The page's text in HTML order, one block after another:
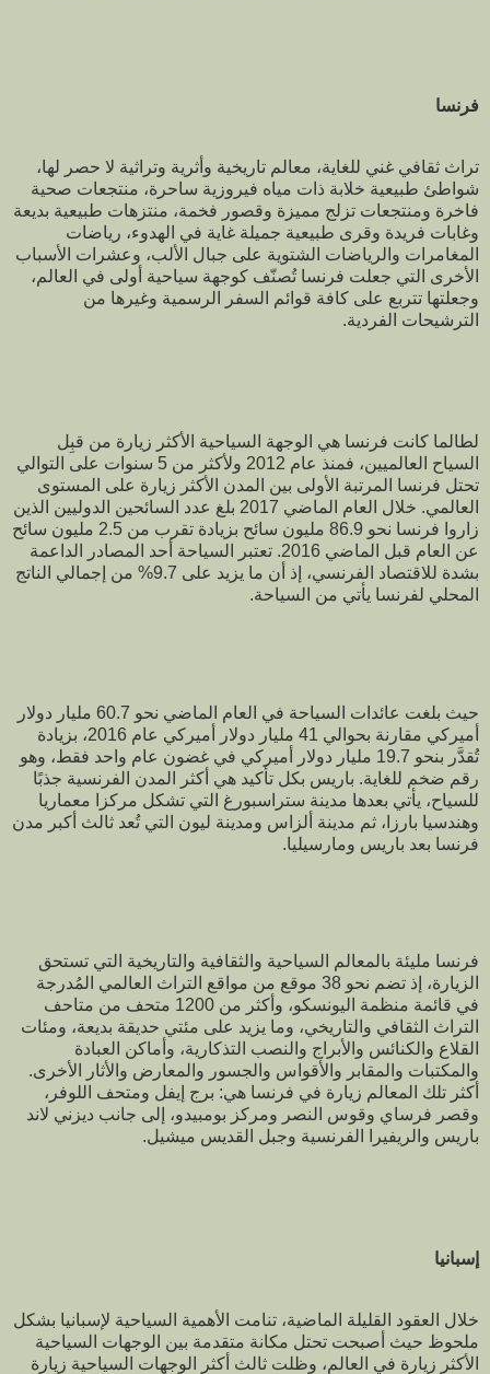
فرنسا
تراث ثقافي غني للغاية، معالم تاريخية وأثرية وتراثية لا حصر لها،
شواطئ طبيعية خلابة ذات مياه فيروزية ساحرة، منتجعات صحية
فاخرة ومنتجعات تزلج مميزة وقصور فخمة، منتزهات طبيعية بديعة
وغابات فريدة وقرى طبيعية جميلة غاية في الهدوء، رياضات
المغامرات والرياضات الشتوية على جبال الألب، وعشرات الأسباب
الأخرى التي جعلت فرنسا تُصنّف كوجهة سياحية أولى في العالم،
وجعلتها تتربع على كافة قوائم السفر الرسمية وغيرها من
الترشيحات الفردية.
لطالما كانت فرنسا هي الوجهة السياحية الأكثر زيارة من قبِل
السياح العالميين، فمنذ عام 2012 ولأكثر من 5 سنوات على التوالي
تحتل فرنسا المرتبة الأولى بين المدن الأكثر زيارة على المستوى
العالمي. خلال العام الماضي 2017 بلغ عدد السائحين الدوليين الذين
زاروا فرنسا نحو 86.9 مليون سائح بزيادة تقرب من 2.5 مليون سائح
عن العام قبل الماضي 2016. تعتبر السياحة أحد المصادر الداعمة
بشدة للاقتصاد الفرنسي، إذ أن ما يزيد على 9.7% من إجمالي الناتج
المحلي لفرنسا يأتي من السياحة.
حيث بلغت عائدات السياحة في العام الماضي نحو 60.7 مليار دولار
أميركي مقارنة بحوالي 41 مليار دولار أميركي عام 2016، بزيادة
تُقدَّر بنحو 19.7 مليار دولار أميركي في غضون عام واحد فقط، وهو
رقم ضخم للغاية. باريس بكل تأكيد هي أكثر المدن الفرنسية جذبًا
للسياح، يأتي بعدها مدينة ستراسبورغ التي تشكل مركزا معماريا
وهندسيا بارزا، ثم مدينة ألزاس ومدينة ليون التي تُعد ثالث أكبر مدن
فرنسا بعد باريس ومارسيليا.
فرنسا مليئة بالمعالم السياحية والثقافية والتاريخية التي تستحق
الزيارة، إذ تضم نحو 38 موقع من مواقع التراث العالمي المُدرجة
في قائمة منظمة اليونسكو، وأكثر من 1200 متحف من متاحف
التراث الثقافي والتاريخي، وما يزيد على مئتي حديقة بديعة، ومئات
القلاع والكنائس والأبراج والنصب التذكارية، وأماكن العبادة
والمكتبات والمقابر والأقواس والجسور والمعارض والأثار الأخرى.
أكثر تلك المعالم زيارة في فرنسا هي: برج إيفل ومتحف اللوفر،
وقصر فرساي وقوس النصر ومركز بومبيدو، إلى جانب ديزني لاند
باريس والريفيرا الفرنسية وجبل القديس ميشيل.
إسبانيا
خلال العقود القليلة الماضية، تنامت الأهمية السياحية لإسبانيا بشكل
ملحوظ حيث أصبحت تحتل مكانة متقدمة بين الوجهات السياحية
الأكثر زيارة في العالم، وظلت ثالث أكثر الوجهات السياحية زيارة